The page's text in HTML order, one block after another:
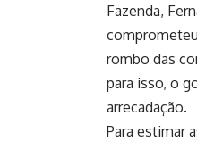
Fazenda,
rombo das
para isso, o
arrecadação.
Para estimar